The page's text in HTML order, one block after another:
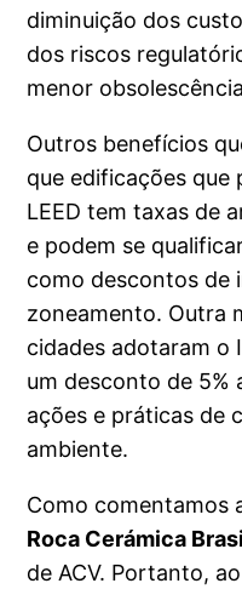
diminuição dos
dos riscos
menor
Outros benefícios
que edificações que
LEED tem taxas de
e podem se
como descontos de
zoneamento. Outra
cidades adotaram o
um desconto de 5%
ações e práticas de
ambiente.
Como comentamos
Roca Cerámica
de ACV. Portanto,